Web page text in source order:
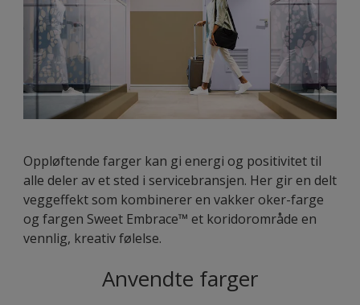
Oppløftende farger kan gi energi og positivitet til
alle deler av et sted i servicebransjen. Her gir en delt
veggeffekt som kombinerer en vakker oker-farge
og fargen Sweet Embrace™ et koridorområde en
vennlig, kreativ følelse.
Anvendte farger